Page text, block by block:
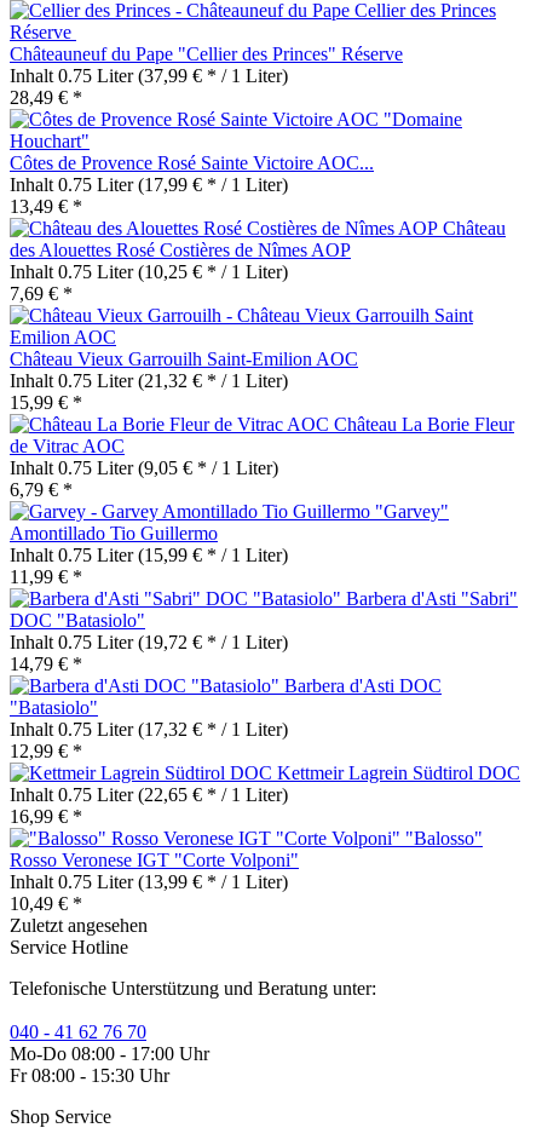
Châteauneuf du Pape "Cellier des Princes" Réserve
Inhalt 0.75 Liter(37,99 € * / 1 Liter)
28,49 € *
Côtes de Provence Rosé Sainte Victoire AOC...
Inhalt 0.75 Liter(17,99 € * / 1 Liter)
13,49 € *
Château
des Alouettes Rosé Costières de Nîmes AOP
Inhalt 0.75 Liter(10,25 € * / 1 Liter)
7,69 € *
Château Vieux Garrouilh Saint-Emilion AOC
Inhalt 0.75 Liter(21,32 € * / 1 Liter)
15,99 € *
Château La Borie Fleur
de Vitrac AOC
Inhalt 0.75 Liter(9,05 € * / 1 Liter)
6,79 € *
"Garvey"
Amontillado Tio Guillermo
Inhalt 0.75 Liter(15,99 € * / 1 Liter)
11,99 € *
Barbera d'Asti "Sabri"
DOC "Batasiolo"
Inhalt 0.75 Liter(19,72 € * / 1 Liter)
14,79 € *
Barbera d'Asti DOC
"Batasiolo"
Inhalt 0.75 Liter(17,32 € * / 1 Liter)
12,99 € *
Kettmeir Lagrein Südtirol DOC
Inhalt 0.75 Liter(22,65 € * / 1 Liter)
16,99 € *
"Balosso"
Rosso Veronese IGT "Corte Volponi"
Inhalt 0.75 Liter(13,99 € * / 1 Liter)
10,49 € *
Zuletzt angesehen
Service Hotline
Telefonische Unterstützung und Beratung unter:
040 - 41 62 76 70
Mo-Do 08:00 - 17:00 Uhr
Fr 08:00 - 15:30 Uhr
Shop Service